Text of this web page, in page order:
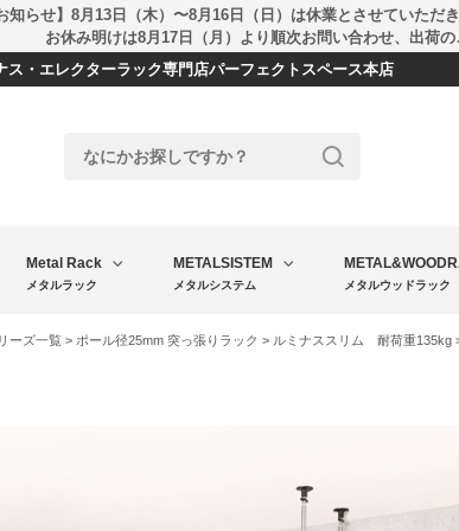
知らせ】8月13日（木）〜8月16日（日）は休業とさせていただ
お休み明けは8月17日（月）より順次お問い合わせ、出荷の
・エレクターラック専門店パーフェクトスペース本店
Metal Rack
メタルラック
METALSISTEM
メタルシステム メタルウッドラック
ーズ一覧> ポール径25mm 突っ張りラック > ルミナススリム 耐荷重135kg